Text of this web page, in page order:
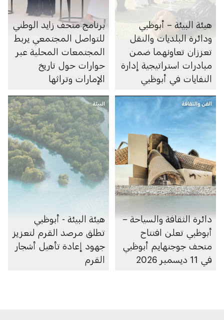
هيئة البيئة – أبوظبي
ودائرة البلديات والنقل
تعززان تعاونهما ضمن
مبادرات استراتيجية إدارة
النفايات في أبوظبي
برنامج متحف زايد الوطني
للتواصل المجتمعي يربط
المجتمعات المحلية عبر
حوارات حول تاريخ
الإمارات وتراثها
الفن والثقافة
دائرة الثقافة والسياحة –
أبوظبي تعلن افتتاح
متحف جوجنهايم أبوظبي
في 11 ديسمبر 2026
البيئة
هيئة البيئة - أبوظبي
تطلق مرصد القرم لتعزيز
جهود إعادة تأهيل أشجار
القرم